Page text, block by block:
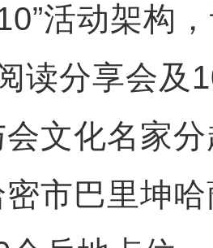
活动架构
读分享会及
文化名家
市巴里坤